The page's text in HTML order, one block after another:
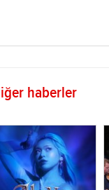
haberler